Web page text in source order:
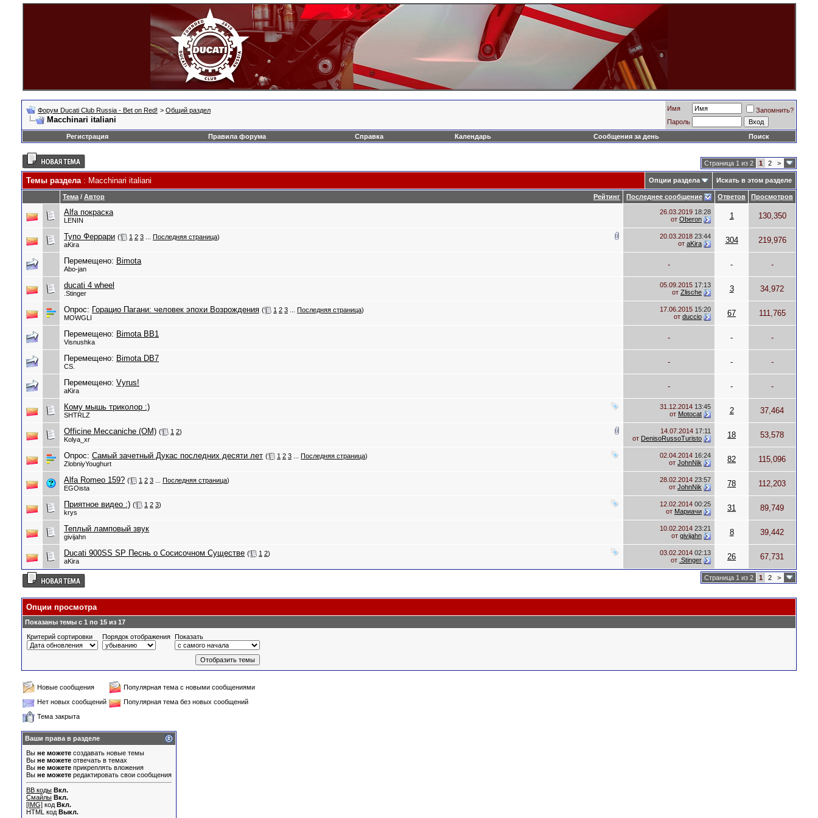
Форум Ducati Club Russia - Bet on Red! > Общий раздел
Macchinari italiani
Имя
Запомнить?
Пароль
Регистрация
Правила форума Справка Календарь Сообщения за день Поиск
Страница 1 из 2 1 2 >
Темы раздела: Macchinari italiani Опции раздела Искать в этом разделе
Рейтинг
Тема / Автор Последнее сообщение Ответов Просмотров
Alfa покраска
LENIN
26.03.2019 18:28
от Oberon 1 130,350
Тупо Феррари ( 1 2 3 Последняя страница)
aKira
20.03.2018 23:44
от aKira 304 219,976
Перемещено: Bimota
Abo-jan - - -
ducati 4 wheel
.Stinger
05.09.2015 17:13
от Zlische 3 34,972
Опрос: Горацио Пагани: человек эпохи Возрождения ( 1 2 3 Последняя страница)
MOWGLI
17.06.2015 15:20
от duccio 67 111,765
Перемещено: Bimota BB1
Visnushka - - -
Перемещено: Bimota DB7
CS. - - -
Перемещено: Vyrus!
aKira - - -
Кому мышь триколор :)
SHTRLZ
31.12.2014 13:45
от Motocat 2 37,464
Officine Meccaniche (ОМ) ( 1 2)
Kolya_xr
14.07.2014 17:11
от DenisoRussoTuristo 18 53,578
Опрос: Самый зачетный Дукас последних десяти лет ( 1 2 3 Последняя страница)
ZlobniyYoughurt
02.04.2014 16:24
от JohnNik 82 115,096
Alfa Romeo 159? ( 1 2 3 Последняя страница)
EGOista
28.02.2014 23:57
от JohnNik 78 112,203
Приятное видео :) ( 1 2 3)
krys
12.02.2014 00:25
от Мариачи 31 89,749
Теплый ламповый звук
givijahn
10.02.2014 23:21
от givijahn 8 39,442
Ducati 900SS SP Песнь о Сосисочном Существе ( 1 2)
aKira
03.02.2014 02:13
от .Stinger 26 67,731
Страница 1 из 2 1 2 >
Опции просмотра
Показаны темы с 1 по 15 из 17
Критерий сортировки
Порядок отображения Показать
Новые сообщения
Популярная тема с новыми сообщениями
Нет новых сообщений
Популярная тема без новых сообщений
Тема закрыта
Ваши права в разделе
Вы не можете создавать новые темы
Вы не можете отвечать в темах
Вы не можете прикреплять вложения
Вы не можете редактировать свои сообщения
BB коды Вкл.
Смайлы Вкл.
[IMG] код Вкл.
HTML код Выкл.